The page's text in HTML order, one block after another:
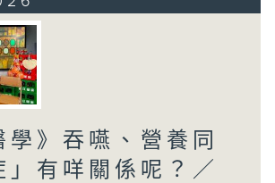
學》吞嚥、營養同
」有咩關係呢？／